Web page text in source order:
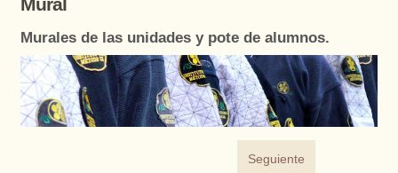
Murales de las unidades y pote de alumnos.
Seguiente